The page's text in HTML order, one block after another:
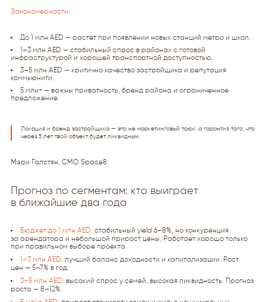
Закономерности:
До 1 млн AED — растeт при появлении новых станций метро и школ.
1–3 млн AED — стабильный спрос в районах с готовой
инфраструктурой и хорошей транспортной доступностью.
3–5 млн AED — критично качество застройщика и репутация
коммьюнити.
5 млн+ — важны приватность, бренд района и ограниченное
предложение.
Локация и бренд застройщика — это не маркетинговый трюк, а гарантия того, что
через 5 лет твой объект будет ликвидным.
Мэри Галстян, CMO Space8:
Прогноз по сегментам: кто выиграет
в ближайшие два года
Бюджет до 1 млн AED: стабильный yield 6–8%, но конкуренция
за арендатора и небольшой прирост цены. Работает хорошо только
при правильном выборе проекта.
1–3 млн AED: лучший баланс доходности и капитализации. Рост
цен — 5–7% в год.
3–5 млн AED: высокий спрос у семей, высокая ликвидность. Прогноз
роста — 8–12%.